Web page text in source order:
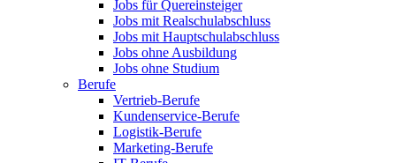
Jobs für Quereinsteiger
Jobs mit Realschulabschluss
Jobs mit Hauptschulabschluss
Jobs ohne Ausbildung
Jobs ohne Studium
Berufe
Vertrieb-Berufe
Kundenservice-Berufe
Logistik-Berufe
Marketing-Berufe